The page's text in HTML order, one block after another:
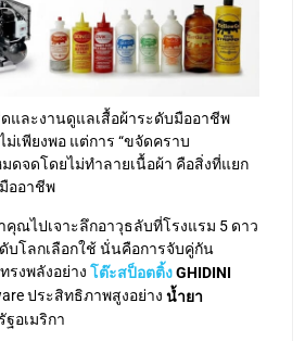
และงานดูแลเสื้อผ้าระดับมืออาชีพ
ม่เพียงพอ แต่การ “ขจัดคราบ
มดจดโดยไม่ทำลายเนื้อผ้า คือสิ่งที่แยก
ออาชีพ
คุณไปเจาะลึกอาวุธลับที่โรงแรม 5 ดาว
บโลกเลือกใช้ นั่นคือการจับคู่กัน
รงพลังอย่างโต๊ะสป็อตติ้งGHIDINI
ประสิทธิภาพสูงอย่างน้ำยา
ฐอเมริกา